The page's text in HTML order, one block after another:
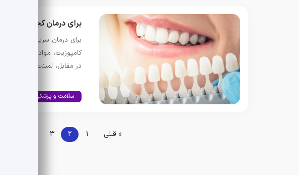
برای درمان کجی دندان
برای درمان سریع کجی
کامپوزیت، موادی است که
در مقابل، لمینت یک …
سلامت و پزشکی
« قبلی 1
2
3